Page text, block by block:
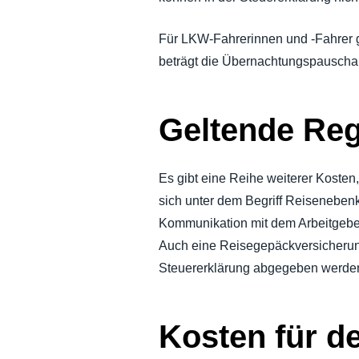
Für LKW-Fahrerinnen und -
beträgt die
Geltende
Es gibt eine Reihe weiterer
sich unter dem Begriff
Kommunikation mit dem
Auch eine
Steuererklärung abgegeben
Kosten für